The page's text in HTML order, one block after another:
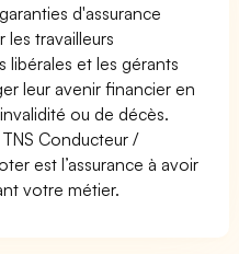
d'assurance
travailleurs
libérales et les gérants
leur avenir financier en
ou de décès.
Conducteur /
est l’assurance à avoir
votre métier.